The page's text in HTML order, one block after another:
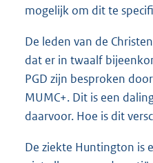
mogelijk om dit te
De leden van de
dat er in twaalf
PGD zijn besproken
MUMC+. Dit is een
daarvoor. Hoe is dit
De ziekte Huntington is